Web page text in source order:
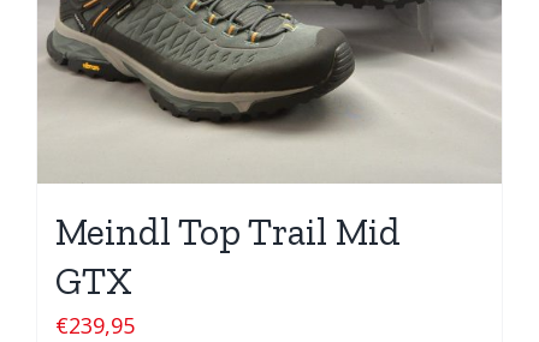
Meindl Top Trail Mid
GTX
€239,95